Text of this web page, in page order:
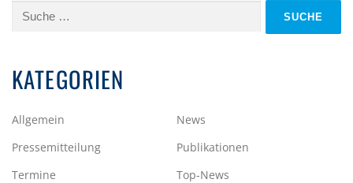
Suche
KATEGORIEN
Allgemein
News
Pressemitteilung
Publikationen
Termine
Top-News